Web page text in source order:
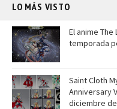
LO MÁS VISTO
El anime
temporada
Saint Cloth
Anniversary
diciembre